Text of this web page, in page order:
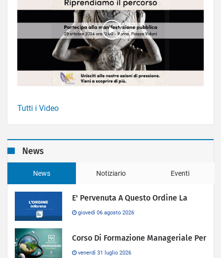
Tutti i Video
News
News Notiziario Eventi
E' Pervenuta A Questo Ordine La
giovedì 06 agosto 2026
Corso Di Formazione Manageriale Per
venerdì 31 luglio 2026